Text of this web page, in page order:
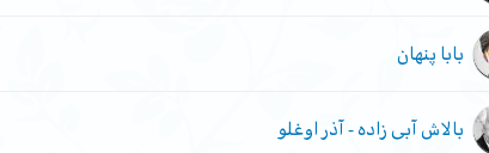
بابا پنهان
بالاش آبی زاده - آذر اوغلو